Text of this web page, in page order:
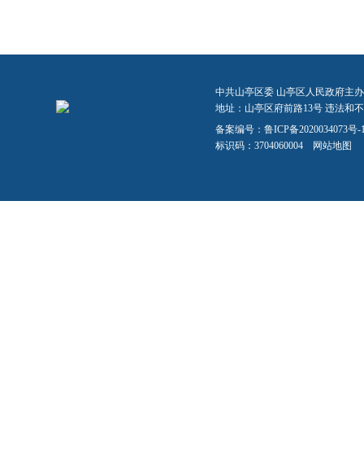
中共山亭区委 山亭区人民政府主
地址：山亭区府前路13号 违法和
备案编号： 鲁ICP备2020034073号-
标识码：3704060004 网站地图